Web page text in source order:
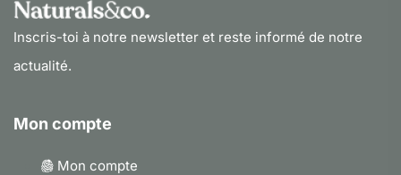
Inscris-toi à notre newsletter et reste informé de notre
actualité.
Mon compte
Mon compte